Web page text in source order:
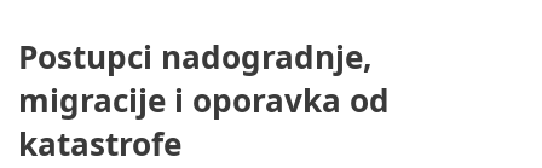
Postupci nadogradnje,
migracije i oporavka od
katastrofe